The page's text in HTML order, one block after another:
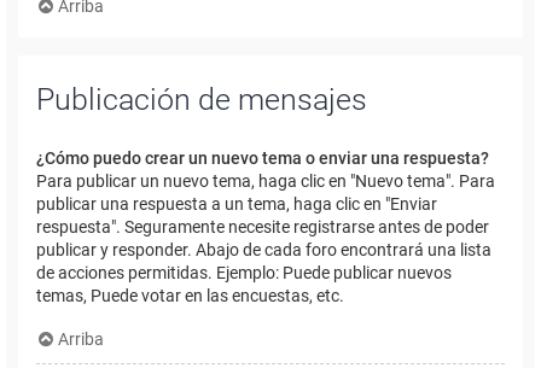
Arriba
Publicación de mensajes
¿Cómo puedo crear un nuevo tema o enviar una respuesta?
Para publicar un nuevo tema, haga clic en "Nuevo tema". Para
publicar una respuesta a un tema, haga clic en "Enviar
respuesta". Seguramente necesite registrarse antes de poder
publicar y responder. Abajo de cada foro encontrará una lista
de acciones permitidas. Ejemplo: Puede publicar nuevos
temas, Puede votar en las encuestas, etc.
Arriba